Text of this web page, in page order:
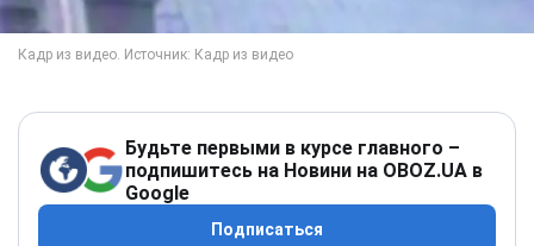
Будьте первыми в курсе главного –
подпишитесь на Новини на OBOZ.UA в
Google
Подписаться